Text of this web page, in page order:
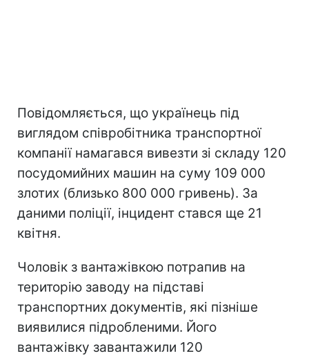
Повідомляється, що українець під
виглядом співробітника транспортної
компанії намагався вивезти зі складу 120
посудомийних машин на суму 109 000
злотих (близько 800 000 гривень). За
даними поліції, інцидент стався ще 21
квітня.
Чоловік з вантажівкою потрапив на
територію заводу на підставі
транспортних документів, які пізніше
виявилися підробленими. Його
вантажівку завантажили 120